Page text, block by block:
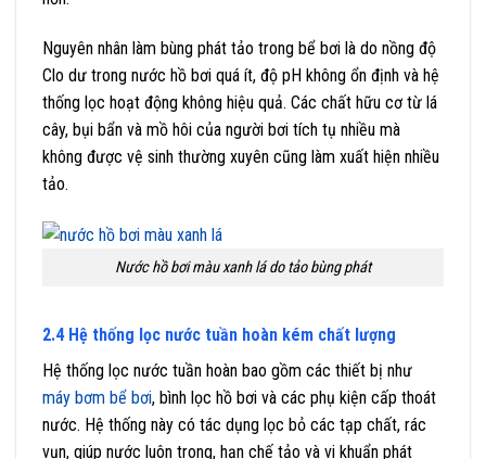
Nguyên nhân làm bùng phát tảo trong bể bơi là do nồng độ
Clo dư trong nước hồ bơi quá ít, độ pH không ổn định và hệ
thống lọc hoạt động không hiệu quả. Các chất hữu cơ từ lá
cây, bụi bẩn và mồ hôi của người bơi tích tụ nhiều mà
không được vệ sinh thường xuyên cũng làm xuất hiện nhiều
tảo.
Nước hồ bơi màu xanh lá do tảo bùng phát
2.4 Hệ thống lọc nước tuần hoàn kém chất lượng
Hệ thống lọc nước tuần hoàn bao gồm các thiết bị như
máy bơm bể bơi, bình lọc hồ bơi và các phụ kiện cấp thoát
nước. Hệ thống này có tác dụng lọc bỏ các tạp chất, rác
vụn, giúp nước luôn trong, hạn chế tảo và vi khuẩn phát